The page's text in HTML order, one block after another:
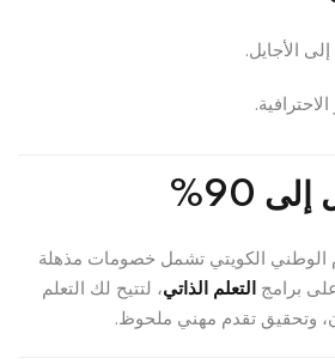
90%
الوطني الكويتي تشمل خصومات مذهلة
برامج التعلم الذاتي، لتتيح لك التعلم
وتحقيق تقدم مهني ملحوظ.